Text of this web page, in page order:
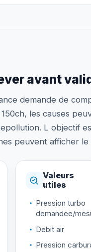
avant
demande de
150ch, les causes
L objectif
peuvent afficher
Valeurs
utiles
Pression turbo
demandee/
Debit air
Pression